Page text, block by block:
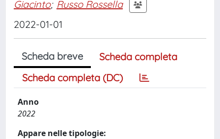
Giacinto; Russo Rossella
2022-01-01
Scheda breve
Scheda completa
Scheda completa (DC)
Anno
2022
Appare nelle tipologie: